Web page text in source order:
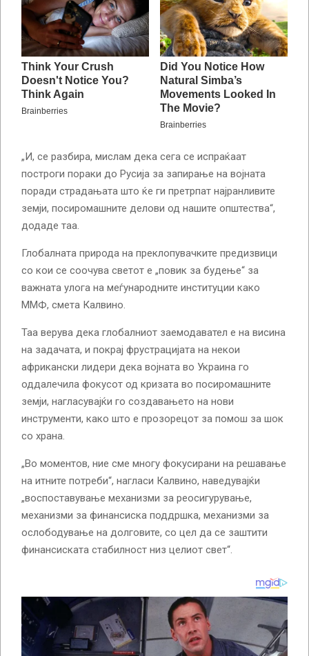
„И, се разбира, мислам дека сега се испраќаат
построги пораки до Русија за запирање на војната
поради страдањата што ќе ги претрпат најранливите
земји, посиромашните делови од нашите општества“,
додаде таа.
Глобалната природа на преклопувачките предизвици
со кои се соочува светот е „повик за будење“ за
важната улога на меѓународните институции како
ММФ, смета Калвино.
Таа верува дека глобалниот заемодавател е на висина
на задачата, и покрај фрустрацијата на некои
африкански лидери дека војната во Украина го
оддалечила фокусот од кризата во посиромашните
земји, нагласувајќи го создавањето на нови
инструменти, како што е прозорецот за помош за шок
со храна.
„Во моментов, ние сме многу фокусирани на решавање
на итните потреби“, нагласи Калвино, наведувајќи
„воспоставување механизми за реосигурување,
механизми за финансиска поддршка, механизми за
ослободување на долговите, со цел да се заштити
финансиската стабилност низ целиот свет“.